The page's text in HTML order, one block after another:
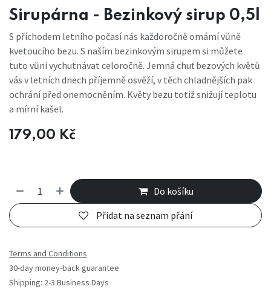
Sirupárna - Bezinkový sirup 0,5l
S příchodem letního počasí nás každoročně omámí vůně
kvetoucího bezu. S naším bezinkovým sirupem si můžete
tuto vůni vychutnávat celoročně. Jemná chuť bezových květů
vás v letních dnech příjemně osvěží, v těch chladnějších pak
ochrání před onemocněním. Květy bezu totiž snižují teplotu
a mírní kašel.
179,00 Kč
Do košíku
Přidat na seznam přání
Terms and Conditions
30-day money-back guarantee
Shipping: 2-3 Business Days